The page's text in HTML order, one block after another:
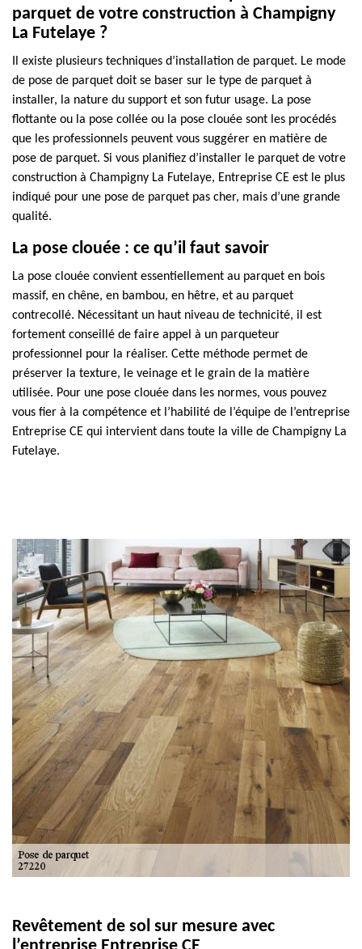
parquet de votre construction à Champigny
La Futelaye ?
Il existe plusieurs techniques d’installation de parquet. Le mode
de pose de parquet doit se baser sur le type de parquet à
installer, la nature du support et son futur usage. La pose
flottante ou la pose collée ou la pose clouée sont les procédés
que les professionnels peuvent vous suggérer en matière de
pose de parquet. Si vous planifiez d’installer le parquet de votre
construction à Champigny La Futelaye, Entreprise CE est le plus
indiqué pour une pose de parquet pas cher, mais d’une grande
qualité.
La pose clouée : ce qu’il faut savoir
La pose clouée convient essentiellement au parquet en bois
massif, en chêne, en bambou, en hêtre, et au parquet
contrecollé. Nécessitant un haut niveau de technicité, il est
fortement conseillé de faire appel à un parqueteur
professionnel pour la réaliser. Cette méthode permet de
préserver la texture, le veinage et le grain de la matière
utilisée. Pour une pose clouée dans les normes, vous pouvez
vous fier à la compétence et l’habilité de l’équipe de l’entreprise
Entreprise CE qui intervient dans toute la ville de Champigny La
Futelaye.
Revêtement de sol sur mesure avec